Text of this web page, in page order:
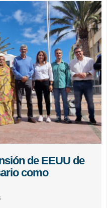
de EEUU de
como